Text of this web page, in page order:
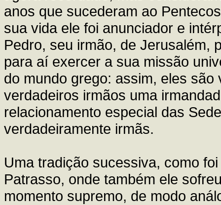
anos que sucederam ao
sua vida ele foi anunciador e
Pedro, seu irmão, de Jerusalém,
para aí exercer a sua missão
do mundo grego: assim, eles
verdadeiros irmãos uma
relacionamento especial das
verdadeiramente irmãs.
Uma tradição sucessiva, como
Patrasso, onde também ele
momento supremo, de modo